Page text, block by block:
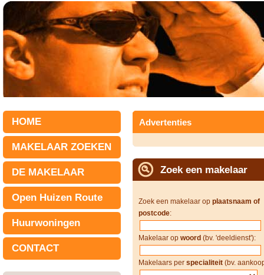
HOME
MAKELAAR ZOEKEN
DE MAKELAAR
Open Huizen Route
Huurwoningen
CONTACT
Advertenties
Zoek een makelaar
Zoek een makelaar op plaatsnaam of
postcode:
Makelaar op woord (bv. 'deeldienst'):
Makelaars per specialiteit (bv.